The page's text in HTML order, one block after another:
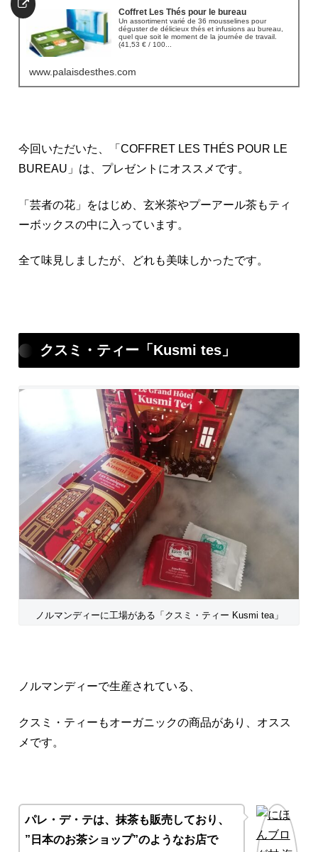
Coffret Les Thés pour le bureau
Un assortiment varié de 36 mousselines pour
déguster de délicieux thés et infusions au bureau,
quel que soit le moment de la journée de travail.
(41,53 € / 100...
www.palaisdesthes.com
今回いただいた、「COFFRET LES THÉS POUR LE
BUREAU」は、プレゼントにオススメです。
「芸者の花」をはじめ、玄米茶やプーアール茶もティ
ーボックスの中に入っています。
全て味見しましたが、どれも美味しかったです。
クスミ・ティー「Kusmi tes」
ノルマンディーに工場がある「クスミ・ティー Kusmi tea」
ノルマンディーで生産されている、
クスミ・ティーもオーガニックの商品があり、オスス
メです。
パレ・デ・テは、抹茶も販売しており、
”日本のお茶ショップ”のようなお店で